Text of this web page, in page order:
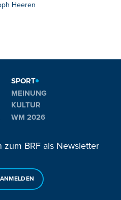
Heeren
SPORT
MEINUNG
KULTUR
WM 2026
zum BRF als Newsletter